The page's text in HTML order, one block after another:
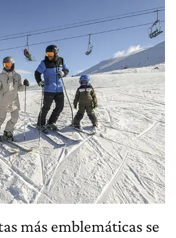
más emblemáticas se